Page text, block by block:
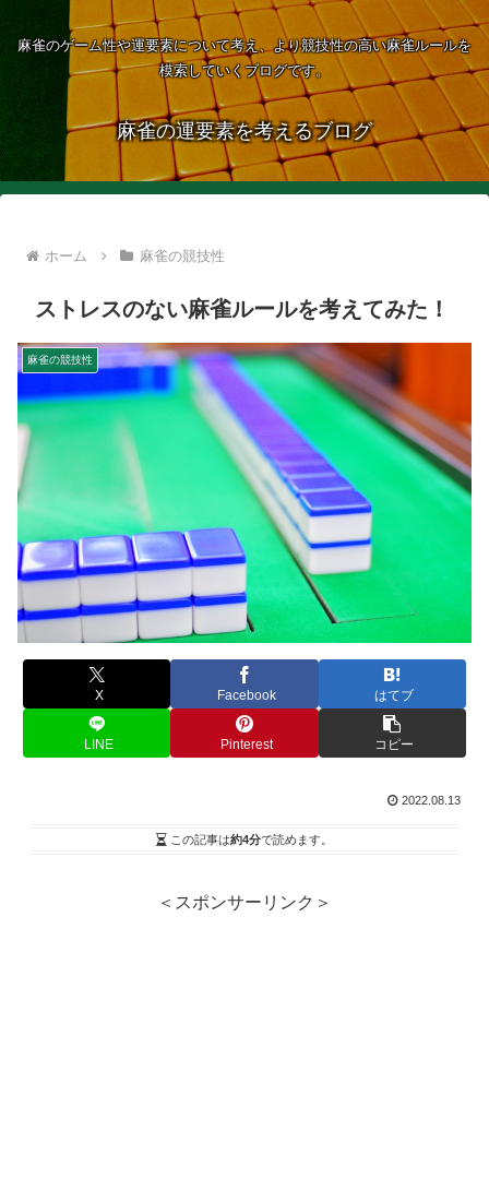
麻雀のゲーム性や運要素について考え、より競技性の高い麻雀ルールを
模索していくブログです。
麻雀の運要素を考えるブログ
ホーム 麻雀の競技性
ストレスのない麻雀ルールを考えてみた！
麻雀の競技性
X Facebook はてブ
LINE Pinterest コピー
2022.08.13
この記事は約4分で読めます。
＜スポンサーリンク＞